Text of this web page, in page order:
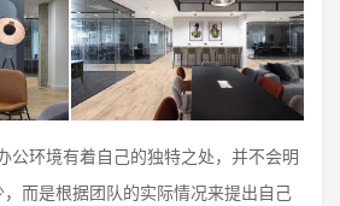
公环境有着自己的独特之处，并不会明
而是根据团队的实际情况来提出自己